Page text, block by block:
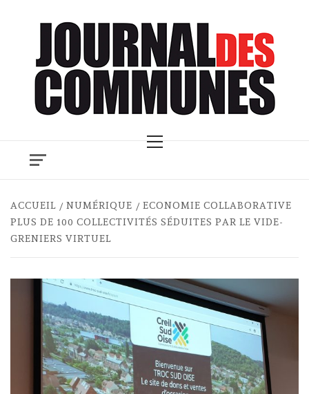
Menu
ACCUEIL NUMÉRIQUE
ECONOMIE COLLABORATIVE
PLUS DE 100 COLLECTIVITÉS SÉDUITES PAR LE VIDE-
GRENIERS VIRTUEL